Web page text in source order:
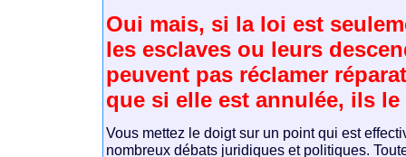
Oui mais, si la loi est
les esclaves ou leurs
peuvent pas réclamer
que si elle est annulée, ils
Vous mettez le doigt sur un point qui est
nombreux débats juridiques et politiques.